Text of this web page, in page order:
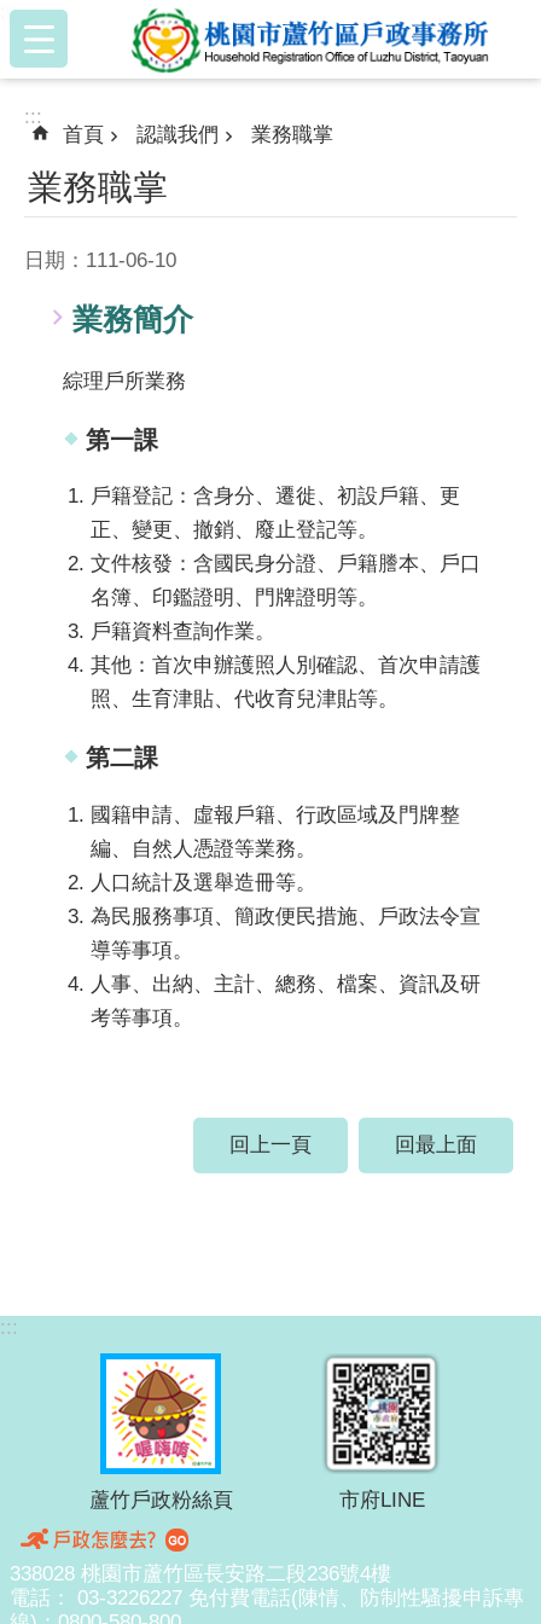
跳到主要內容區塊
:::
:::
首頁 認識我們 業務職掌
業務職掌
日期：111-06-10
業務簡介
綜理戶所業務
第一課
戶籍登記：含身分、遷徙、初設戶籍、更
正、變更、撤銷、廢止登記等。
文件核發：含國民身分證、戶籍謄本、戶口
名簿、印鑑證明、門牌證明等。
戶籍資料查詢作業。
其他：首次申辦護照人別確認、首次申請護
照、生育津貼、代收育兒津貼等。
第二課
國籍申請、虛報戶籍、行政區域及門牌整
編、自然人憑證等業務。
人口統計及選舉造冊等。
為民服務事項、簡政便民措施、戶政法令宣
導等事項。
人事、出納、主計、總務、檔案、資訊及研
考等事項。
回上一頁 回最上面
:::
蘆竹戶政粉絲頁 市府LINE
338028 桃園市蘆竹區長安路二段236號4樓
電話： 03-3226227 免付費電話(陳情、防制性騷擾申訴專